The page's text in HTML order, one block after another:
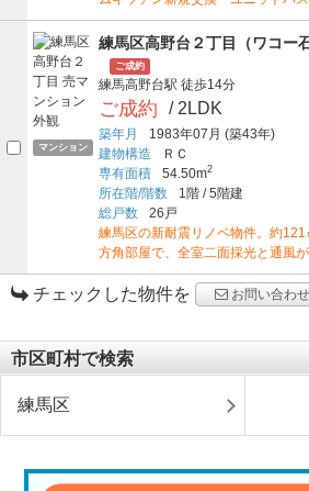
マンション
練馬区高野台２丁目（ワコー
ご成約
練馬高野台駅 徒歩14分
ご成約 / 2LDK
築年月 1983年07月 (築43年)
建物構造
ＲＣ
専有面積
54.50m2
所在階/階数 1階 /5階建
総戸数
26戸
練馬区の新耐震リノベ物件。約
方角部屋で、全室二面採光と通風
チェックした物件を お問い合わせ
市区町村で検索
練馬区